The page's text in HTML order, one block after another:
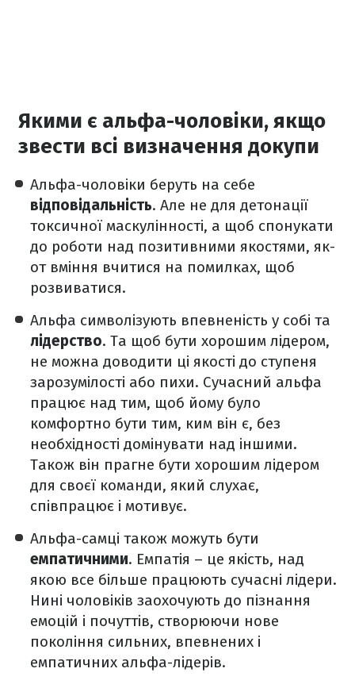
Якими є альфа-чоловіки, якщо
звести всі визначення докупи
Альфа-чоловіки беруть на себе
відповідальність. Але не для детонації
токсичної маскулінності, а щоб спонукати
до роботи над позитивними якостями, як-
от вміння вчитися на помилках, щоб
розвиватися.
Альфа символізують впевненість у собі та
лідерство. Та щоб бути хорошим лідером,
не можна доводити ці якості до ступеня
зарозумілості або пихи. Сучасний альфа
працює над тим, щоб йому було
комфортно бути тим, ким він є, без
необхідності домінувати над іншими.
Також він прагне бути хорошим лідером
для своєї команди, який слухає,
співпрацює і мотивує.
Альфа-самці також можуть бути
емпатичними. Емпатія – це якість, над
якою все більше працюють сучасні лідери.
Нині чоловіків заохочують до пізнання
емоцій і почуттів, створюючи нове
покоління сильних, впевнених і
емпатичних альфа-лідерів.